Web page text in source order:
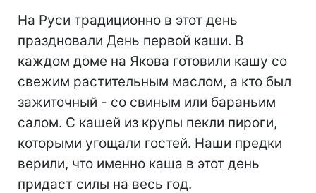
На Руси традиционно в этот день
праздновали День первой каши. В
каждом доме на Якова готовили кашу со
свежим растительным маслом, а кто был
зажиточный - со свиным или бараньим
салом. С кашей из крупы пекли пироги,
которыми угощали гостей. Наши предки
верили, что именно каша в этот день
придаст силы на весь год.